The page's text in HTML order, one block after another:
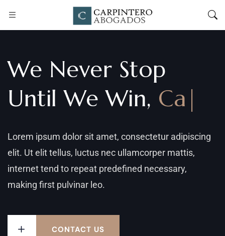
We Never Stop
Until We Win, Call
Us|
Lorem ipsum dolor sit amet, consectetur adipiscing
elit. Ut elit tellus, luctus nec ullamcorper mattis,
making first pulvinar leo.